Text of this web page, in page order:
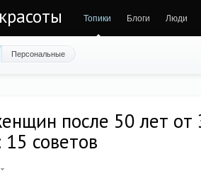
Топики Блоги Люди
Персональные
после 50 лет от
советов